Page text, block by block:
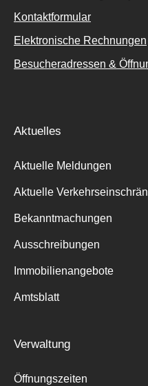
Kontaktformular
Elektronische Rechnungen
Besucheradressen &
Aktuelles
Aktuelle Meldungen
Aktuelle
Bekanntmachungen
Ausschreibungen
Immobilienangebote
Amtsblatt
Verwaltung
Öffnungszeiten